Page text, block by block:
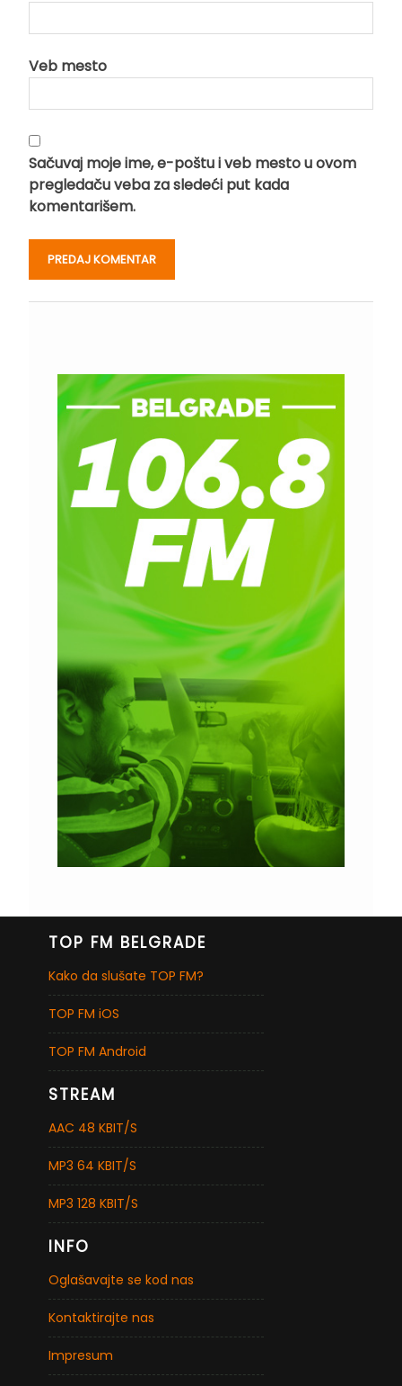
Veb mesto
Sačuvaj moje ime, e-poštu i veb mesto u ovom
pregledaču veba za sledeći put kada
komentarišem.
TOP FM BELGRADE
Kako da slušate TOP FM?
TOP FM iOS
TOP FM Android
STREAM
AAC 48 KBIT/S
MP3 64 KBIT/S
MP3 128 KBIT/S
INFO
Oglašavajte se kod nas
Kontaktirajte nas
Impresum